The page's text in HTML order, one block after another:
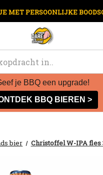
MET PERSOONLIJKE
je BBQ een upgrade!
BBQ BIEREN >
bier Christoffel W-IPA fles